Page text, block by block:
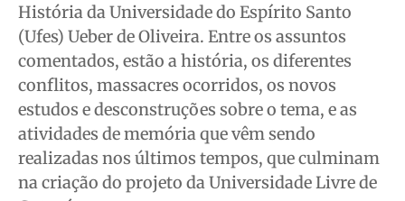
Termos de Uso
Privacidade
Termos de Uso
Privacidade
Termos de Uso
Privacidade
Termos de Uso
Privacidade
História da Universidade do Espírito Santo
(Ufes) Ueber de Oliveira. Entre os assuntos
comentados, estão a história, os diferentes
conflitos, massacres ocorridos, os novos
estudos e desconstruções sobre o tema, e as
atividades de memória que vêmsendo
realizadas nos últimos tempos, que culminam
na criação do projeto da Universidade Livre de